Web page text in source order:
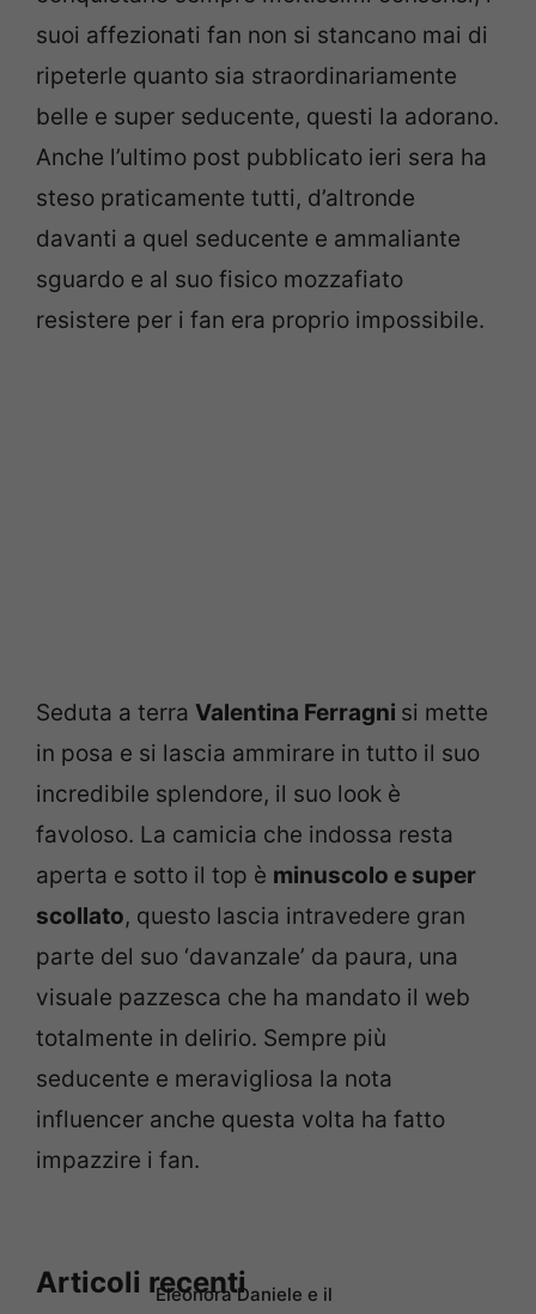
suoi affezionati fan non si stancano mai di
ripeterle quanto sia straordinariamente
belle e super seducente, questi la adorano.
Anche l’ultimo post pubblicato ieri sera ha
steso praticamente tutti, d’altronde
davanti a quel seducente e ammaliante
sguardo e al suo fisico mozzafiato
resistere per i fan era proprio impossibile.
Seduta a terra Valentina Ferragni si mette
in posa e si lascia ammirare in tutto il suo
incredibile splendore, il suo look è
favoloso. La camicia che indossa resta
aperta e sotto il top è minuscolo e super
scollato, questo lascia intravedere gran
parte del suo ‘davanzale’ da paura, una
visuale pazzesca che ha mandato il web
totalmente in delirio. Sempre più
seducente e meravigliosa la nota
influencer anche questa volta ha fatto
impazzire i fan.
Articoli recentiEleonora Daniele e il